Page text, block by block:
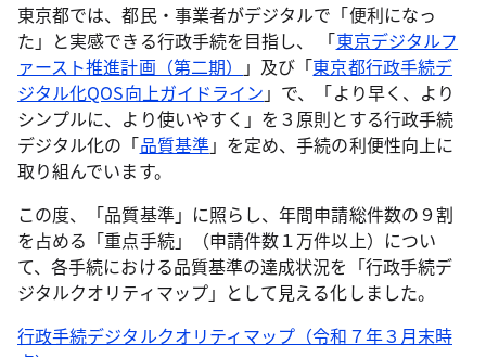
東京都では、都民・事業者がデジタルで「便利になっ
た」と実感できる行政手続を目指し、 「東京デジタルフ
ァースト推進計画（第二期）
」及び「東京都行政手続デ
ジタル化QOS向上ガイドライン 」で、「より早く、より
シンプルに、より使いやすく」を３原則とする行政手続
デジタル化の「品質基準」を定め、手続の利便性向上に
取り組んでいます。
この度、「品質基準」に照らし、年間申請総件数の９割
を占める「重点手続」（申請件数１万件以上）につい
て、各手続における品質基準の達成状況を「行政手続デ
ジタルクオリティマップ」として見える化しました。
行政手続デジタルクオリティマップ（令和７年３月末時